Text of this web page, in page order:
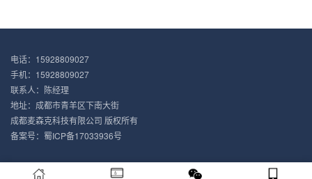
电话：15928809027
手机：15928809027
联系人：陈经理
地址：成都市青羊区下南大街
成都麦森克科技有限公司 版权所有
备案号： 蜀ICP备17033936号